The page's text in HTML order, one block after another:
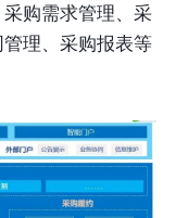
购需求管理、采
理、采购报表等